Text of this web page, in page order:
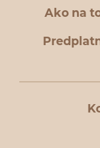
Ako na